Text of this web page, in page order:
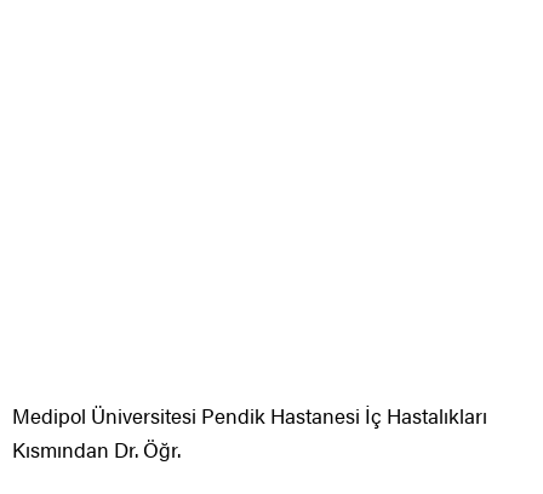
Medipol Üniversitesi Pendik Hastanesi İç Hastalıkları
Kısmından Dr. Öğr.